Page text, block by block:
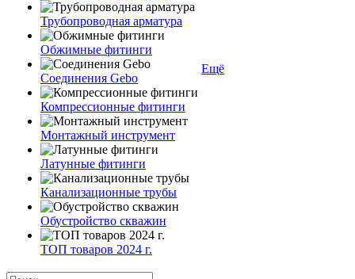
Трубопроводная арматура
Обжимные фитинги
Соединения Gebo
Компрессионные фитинги
Монтажный инструмент
Латунные фитинги
Канализационные трубы
Обустройство скважин
ТОП товаров 2024 г.
Ещё